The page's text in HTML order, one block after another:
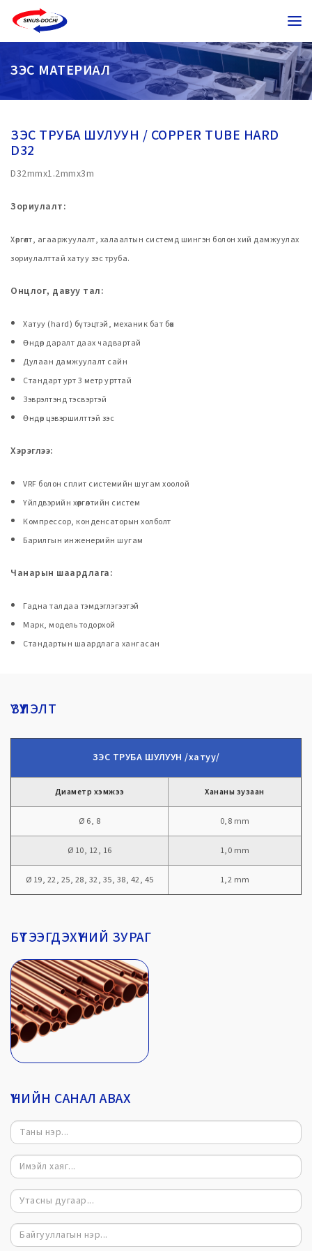
ЗЭС МАТЕРИАЛ
ЗЭС ТРУБА ШУЛУУН / COPPER TUBE HARD
D32
D32mmx1.2mmx3m
Зориулалт:
Хөргөлт, агааржуулалт, халаалтын системд шингэн болон хий дамжуулах
зориулалттай хатуу зэс труба.
Онцлог, давуу тал:
Хатуу (hard) бүтэцтэй, механик бат бөх
Өндөр даралт даах чадвартай
Дулаан дамжуулалт сайн
Стандарт урт 3 метр урттай
Зэврэлтэнд тэсвэртэй
Өндөр цэвэршилттэй зэс
Хэрэглээ:
VRF болон сплит системийн шугам хоолой
Үйлдвэрийн хөргөлтийн систем
Компрессор, конденсаторын холболт
Барилгын инженерийн шугам
Чанарын шаардлага:
Гадна талдаа тэмдэглэгээтэй
Марк, модель тодорхой
Стандартын шаардлага хангасан
ҮЗҮҮЛЭЛТ
ЗЭС ТРУБА ШУЛУУН /хатуу/
Диаметр хэмжээ Хананы зузаан
Ø 6, 8 0,8 mm
Ø 10, 12, 16 1,0 mm
Ø 19, 22, 25, 28, 32, 35, 38, 42, 45 1,2 mm
БҮТЭЭГДЭХҮҮНИЙ ЗУРАГ
ҮНИЙН САНАЛ АВАХ